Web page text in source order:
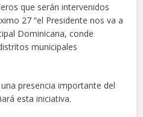
que serán intervenidos
27 “el Presidente nos va a
Dominicana, conde
municipales
presencia importante del
esta iniciativa.